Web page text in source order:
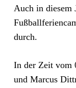
Auch in
durch.
In der Zeit vom
und Marcus